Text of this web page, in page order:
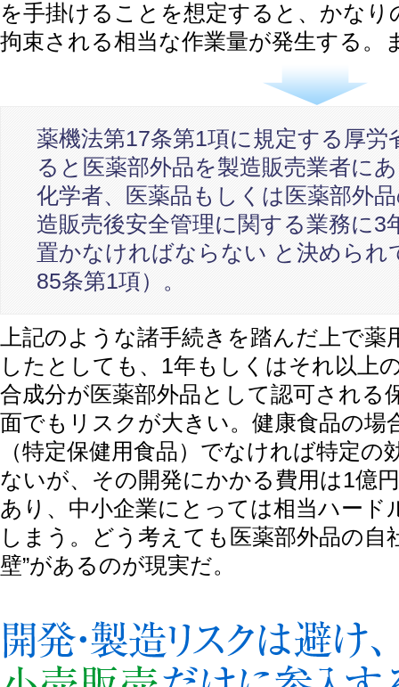
を手掛けることを想定すると、かなり
拘束される相当な作業量が発生する。
薬機法第17条第1項に規定する厚
ると医薬部外品を製造販売業者に
化学者、医薬品もしくは医薬部外
造販売後安全管理に関する業務に3
置かなければならない と決められ
85条第1項）。
上記のような諸手続きを踏んだ上で薬
したとしても、1年もしくはそれ以上
合成分が医薬部外品として認可される
面でもリスクが大きい。健康食品の場
（特定保健用食品）でなければ特定
ないが、その開発にかかる費用は1億
あり、中小企業にとっては相当ハード
しまう。どう考えても医薬部外品の自
壁”があるのが現実だ。